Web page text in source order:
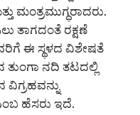
ಮಂತ್ರಮುಗ್ಧರಾದರು.
ತಾಗದಂತೆ ರಕ್ಷಣೆ
ಈ ಸ್ಥಳದ ವಿಶೇಷತೆ
ನದಿ ತಟದಲ್ಲಿ
ವಿಗ್ರಹವನ್ನು
ಹೆಸರು ಇದೆ.